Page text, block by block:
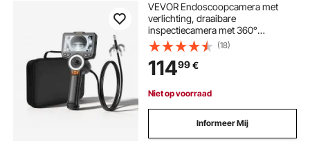
VEVOR Endoscoopcamera met
verlichting, draaibare
inspectiecamera met 360°
beweegbare kop, IP67 waterdichte
pijpcamera met 4,5 inch display, 1,5
m spiraalkabel, 3000 mAh accu, 8
mm borescopecamera voor auto en
thuis
(18)
11499€
Niet op voorraad
Informeer Mij